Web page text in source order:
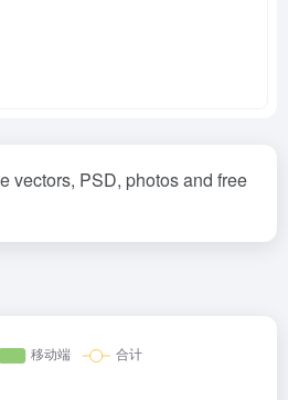
vectors, PSD, photos and free